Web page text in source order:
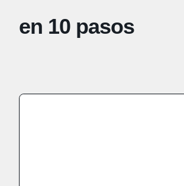
en 10 pasos